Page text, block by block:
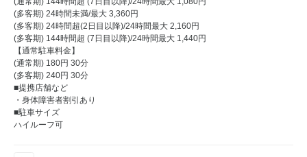
(多客期) 24時間未満/最大 3,360円
(多客期) 24時間超(2日目以降)/24時間最大 2,160円
(多客期) 144時間超 (7日目以降)/24時間最大 1,440円
【通常駐車料金】
(通常期) 180円 30分
(多客期) 240円 30分
■提携店舗など
・身体障害者割引あり
■駐車サイズ
ハイルーフ可